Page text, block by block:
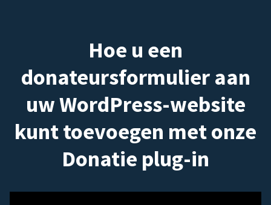
Hoe u een
donateursformulier aan
uw WordPress-website
kunt toevoegen met onze
Donatie plug-in